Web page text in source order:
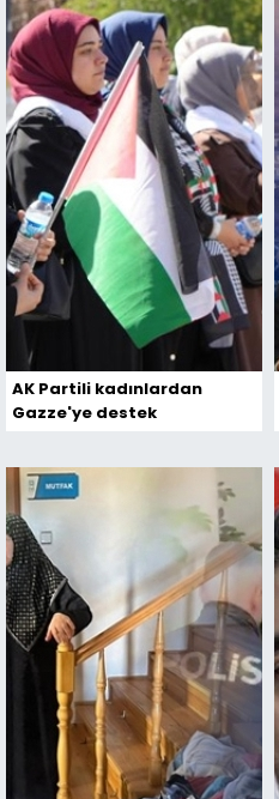
AK Partili kadınlardan
Gazze'ye destek